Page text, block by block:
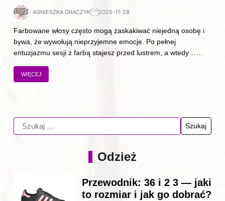
AGNIESZKA GRACZYK 2025-11-28
Farbowane włosy często mogą zaskakiwać niejedną osobę i
bywa, że wywołują nieprzyjemne emocje. Po pełnej
entuzjazmu sesji z farbą stajesz przed lustrem, a wtedy……
WIĘCEJ
Odzież
Przewodnik: 36 i 2 3 — jaki
to rozmiar i jak go dobrać?